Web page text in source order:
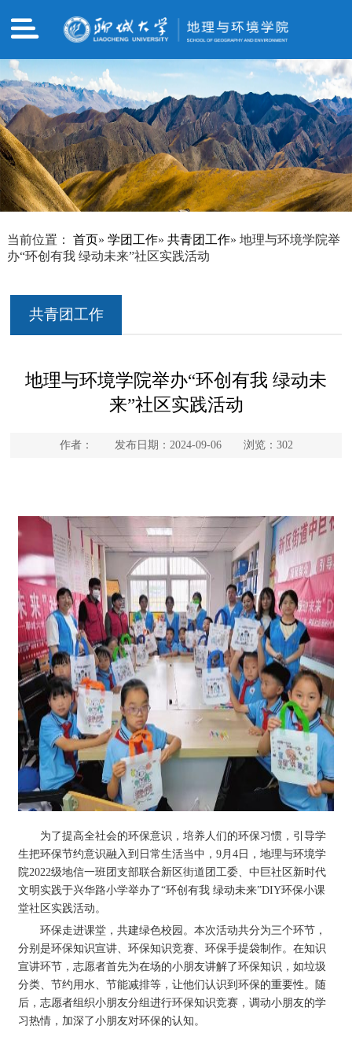
当前位置： 首页» 学团工作» 共青团工作» 地理与环境学院举
办“环创有我 绿动未来”社区实践活动
共青团工作
地理与环境学院举办“环创有我 绿动未
来”社区实践活动
作者： 发布日期：2024-09-06 浏览： 302
为了提高全社会的环保意识，培养人们的环保习惯，引导学
生把环保节约意识融入到日常生活当中，9月4日，地理与环境学
院2022级地信一班团支部联合新区街道团工委、中巨社区新时代
文明实践于兴华路小学举办了“环创有我 绿动未来”DIY环保小课
堂社区实践活动。
环保走进课堂，共建绿色校园。本次活动共分为三个环节，
分别是环保知识宣讲、环保知识竞赛、环保手提袋制作。在知识
宣讲环节，志愿者首先为在场的小朋友讲解了环保知识，如垃圾
分类、节约用水、节能减排等，让他们认识到环保的重要性。随
后，志愿者组织小朋友分组进行环保知识竞赛，调动小朋友的学
习热情，加深了小朋友对环保的认知。